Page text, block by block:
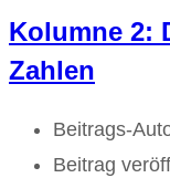
Kolumne 2:
Zahlen
Beitrags-
Beitrag